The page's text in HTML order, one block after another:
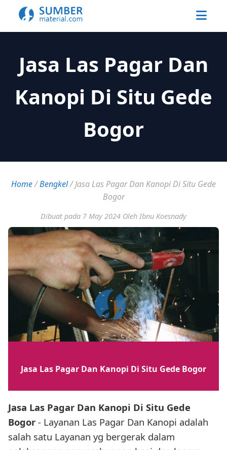
Jasa Las Pagar Dan
Kanopi Di Situ Gede
Bogor
Home/Bengkel/Jasa Las Pagar Dan Kanopi Di Situ Gede
Bogor
Dibuat pada 7 May 2024 Oleh Ibnu Koesnady
Jasa Las Pagar Dan Kanopi Di Situ Gede Bogor
Jasa Las Pagar Dan Kanopi Di Situ Gede
Bogor - Layanan Las Pagar Dan Kanopi adalah
salah satu Layanan yg bergerak dalam